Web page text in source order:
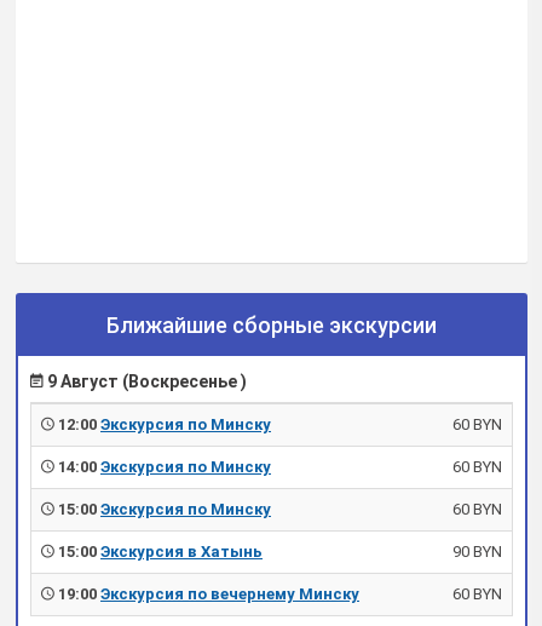
Ближайшие сборные экскурсии
9 Август (Воскресенье )
12:00 Экскурсия по Минску 60 BYN
14:00 Экскурсия по Минску 60 BYN
15:00 Экскурсия по Минску 60 BYN
15:00 Экскурсия в Хатынь 90 BYN
19:00 Экскурсия по вечернему Минску 60 BYN